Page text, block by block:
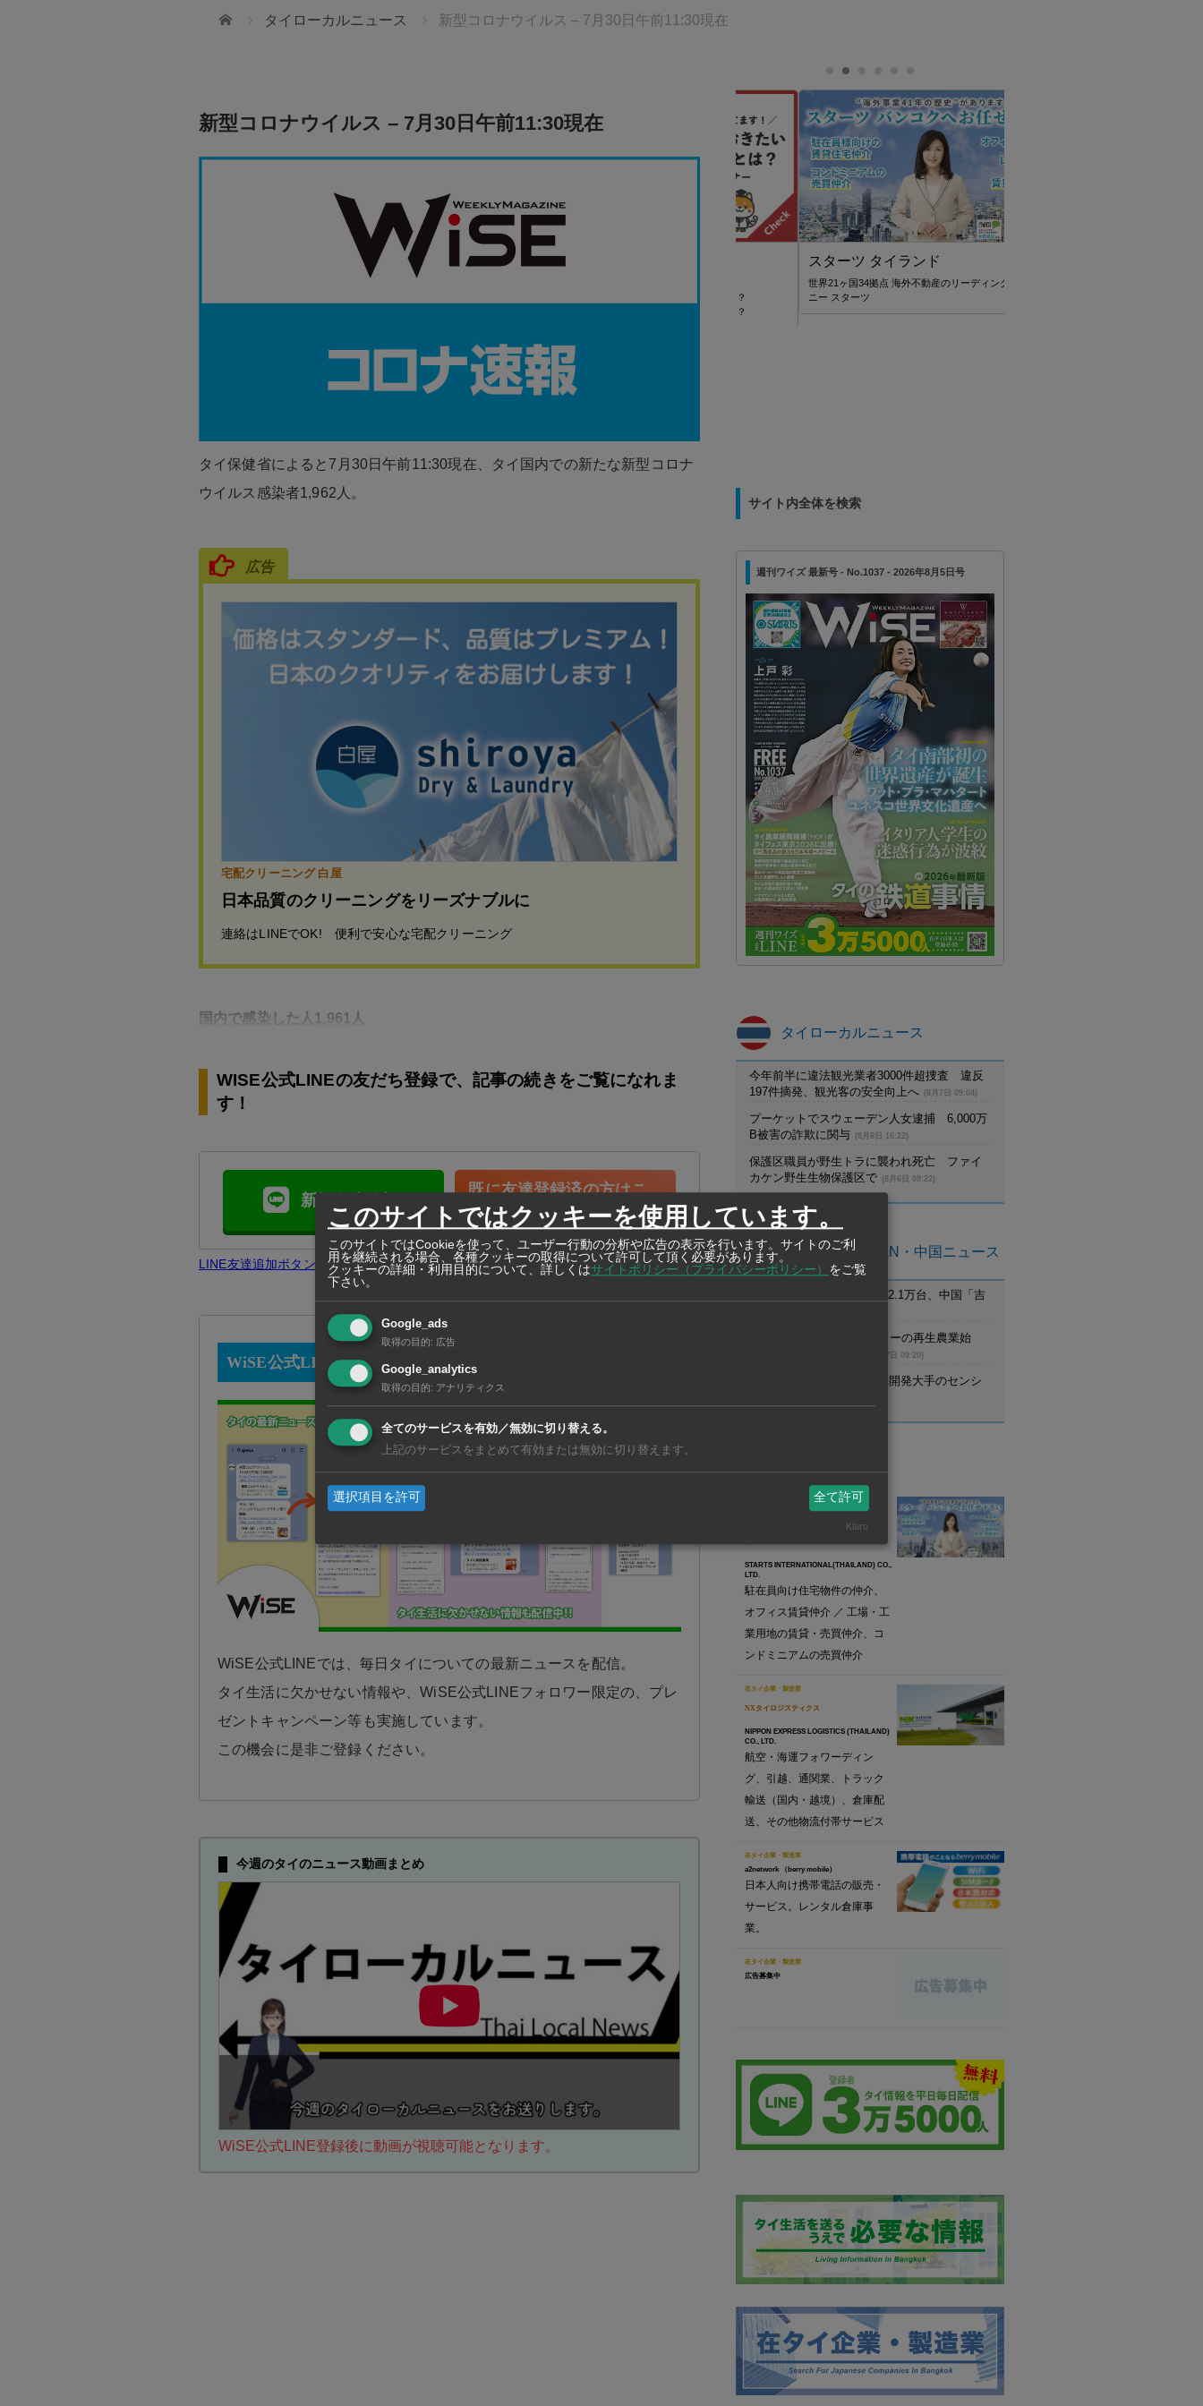
ホーム タイローカルニュース 新型コロナウイルス – 7月30日午前11:30現在
新型コロナウイルス – 7月30日午前11:30現在
タイ保健省によると7月30日午前11:30現在、タイ国内での新たな新型コロナ
ウイルス感染者1,962人。
広告
宅配クリーニング 白屋
日本品質のクリーニングをリーズナブルに
連絡はLINEでOK! 便利で安心な宅配クリーニング
国内で感染した人1,961人
WISE公式LINEの友だち登録で、記事の続きをご覧になれま
す！
新規友達追加
既に友達登録済の方はこ
ちら
LINE友達追加ボタンで問題が発生する場合、こちらからご報告下さい。
WiSE公式LINEとは？
WiSE公式LINEでは、毎日タイについての最新ニュースを配信。
タイ生活に欠かせない情報や、WiSE公式LINEフォロワー限定の、プレ
ゼントキャンペーン等も実施しています。
この機会に是非ご登録ください。
今週のタイのニュース動画まとめ
WiSE公式LINE登録後に動画が視聴可能となります。
Sukhumvit 107
110Financial スターツ タイランド
世界21ヶ国34拠点 海外不動産のリーディングカンパ
サイト内全体を検索
週刊ワイズ 最新号 - No.1037 - 2026年8月5日号
タイローカルニュース
今年前半に違法観光業者3000件超捜査 違反
197件摘発、観光客の安全向上へ
(8月7日 09:04)
プーケットでスウェーデン人女逮捕 6,000万
B被害の詐欺に関与
(8月6日 16:22)
保護区職員が野生トラに襲われ死亡 ファイ
カケン野生生物保護区で
(8月6日 09:22)
亜州ASEAN・中国ニュース
【タイ】7月のEV新車登録2.1万台、中国「吉
【ベトナム】UCCがコーヒーの再生農業始
(8月7日 09:20)
【タイ】野村不動産、住宅開発大手のセンシ
在タイ企業情報
STARTS INTERNATIONAL(THAILAND) CO.,
LTD.
駐在員向け住宅物件の仲介、
オフィス賃貸仲介 ／ 工場・工
業用地の賃貸・売買仲介、コ
ンドミニアムの売買仲介
在タイ企業・製造業
NXタイロジスティクス
NIPPON EXPRESS LOGISTICS (THAILAND)
CO., LTD.
航空・海運フォワーディン
グ、引越、通関業、トラック
輸送（国内・越境）、倉庫配
送、その他物流付帯サービス
在タイ企業・製造業
a2network （berry mobile）
日本人向け携帯電話の販売・
サービス。レンタル倉庫事
業。
在タイ企業・製造業
広告募集中
このサイトではクッキーを使用しています。
このサイトではCookieを使って、ユーザー行動の分析や広告の表示を行います。サイトのご利
用を継続される場合、各種クッキーの取得について許可して頂く必要があります。
クッキーの詳細・利用目的について、詳しくはサイトポリシー（プライバシーポリシー） をご覧
下さい。
Google_ads
取得の目的: 広告
Google_analytics
取得の目的: アナリティクス
全てのサービスを有効／無効に切り替える。
上記のサービスをまとめて有効または無効に切り替えます。
選択項目を許可 全て許可
Klaro